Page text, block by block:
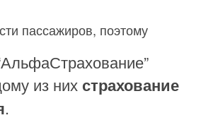
пассажиров, поэтому
из них страхование
.